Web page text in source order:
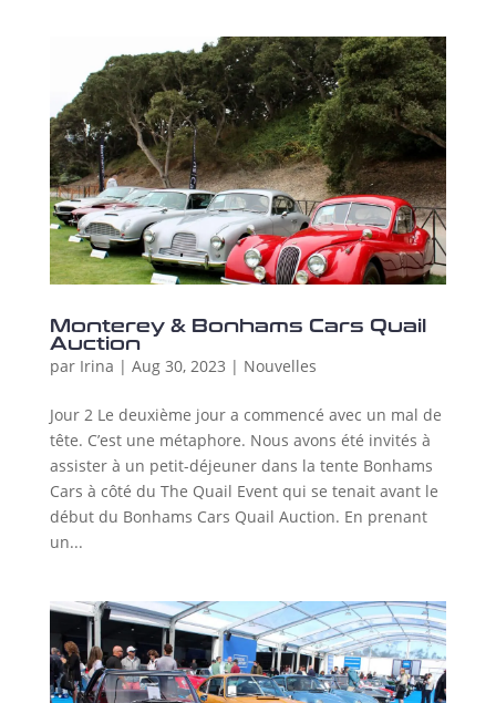
Monterey & Bonhams Cars Quail
Auction
par Irina | Aug 30, 2023 | Nouvelles
Jour 2 Le deuxième jour a commencé avec un mal de
tête. C’est une métaphore. Nous avons été invités à
assister à un petit-déjeuner dans la tente Bonhams
Cars à côté du The Quail Event qui se tenait avant le
début du Bonhams Cars Quail Auction. En prenant
un...